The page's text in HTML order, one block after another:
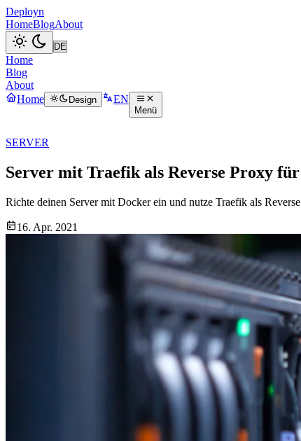
Deployn
HomeBlogAbout
Home
Blog
About
Home
Design EN
Menü
SERVER
Server mit Traefik als Reverse Proxy
Richte deinen Server mit Docker ein und nutze Traefik als
16. Apr. 2021